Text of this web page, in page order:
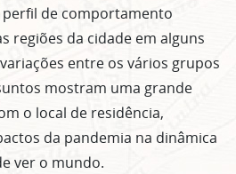
de comportamento
regiões da cidade em alguns
entre os vários grupos
mostram uma grande
o local de residência,
da pandemia na dinâmica
ver o mundo.